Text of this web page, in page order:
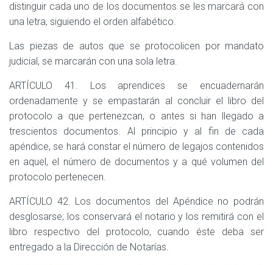
distinguir cada uno de los documentos se les marcará con
una letra, siguiendo el orden alfabético.
Las piezas de autos que se protocolicen por mandato
judicial, se marcarán con una sola letra.
ARTÍCULO 41. Los aprendices se encuadernarán
ordenadamente y se empastarán al concluir el libro del
protocolo a que pertenezcan, o antes si han llegado a
trescientos documentos. Al principio y al fin de cada
apéndice, se hará constar el número de legajos contenidos
en aquel, el número de documentos y a qué volumen del
protocolo pertenecen.
ARTÍCULO 42. Los documentos del Apéndice no podrán
desglosarse; los conservará el notario y los remitirá con el
libro respectivo del protocolo, cuando éste deba ser
entregado a la Dirección de Notarías.